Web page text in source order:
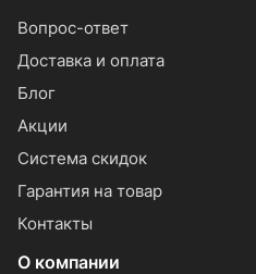
Вопрос-ответ
Доставка и оплата
Блог
Акции
Система скидок
Гарантия на товар
Контакты
О компании